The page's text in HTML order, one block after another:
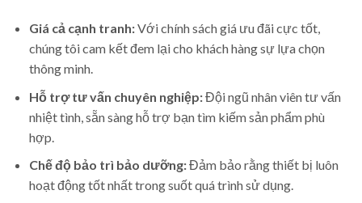
Giá cả cạnh tranh:Với chính sách giá ưu đãi cực tốt,
chúng tôi cam kết đem lại cho khách hàng sự lựa chọn
thông minh.
Hỗ trợ tư vấn chuyên nghiệp:Đội ngũ nhân viên tư vấn
nhiệt tình, sẵn sàng hỗ trợ bạn tìm kiếm sản phẩm phù
hợp.
Chế độ bảo trì bảo dưỡng:Đảm bảo rằng thiết bị luôn
hoạt động tốt nhất trong suốt quá trình sử dụng.